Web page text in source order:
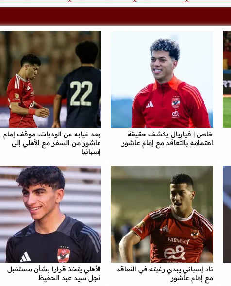
خاص | فياريال يكشف حقيقة
اهتمامه بالتعاقد مع إمام عاشور
بعد غيابه عن الوديات.. موقف إمام
عاشور من السفر مع الأهلي إلى
إسبانيا
ناد إسباني يبدي رغبته في التعاقد
مع إمام عاشور
الأهلي يتخذ قرارا بشأن مستقبل
نجل سيد عبد الحفيظ